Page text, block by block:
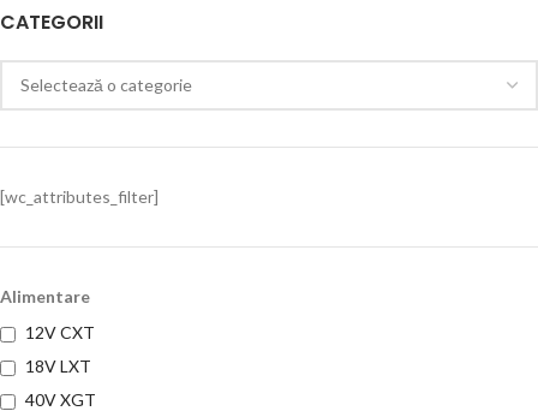
CATEGORII
[wc_attributes_filter]
Alimentare
12V CXT
18V LXT
40V XGT